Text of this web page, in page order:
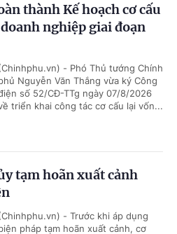
thành Kế hoạch cơ cấu
nghiệp giai đoạn
- Phó Thủ tướng Chính
Nguyễn Văn Thắng vừa ký Công
số 52/CĐ-TTg ngày 07/8/2026
triển khai công tác cơ cấu lại vốn...
tạm hoãn xuất cảnh
- Trước khi áp dụng
pháp tạm hoãn xuất cảnh, cơ